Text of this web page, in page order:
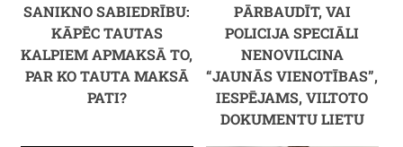
SANIKNO SABIEDRĪBU:
KĀPĒC TAUTAS
KALPIEM APMAKSĀ TO,
PAR KO TAUTA MAKSĀ
PATI?
PĀRBAUDĪT, VAI
POLICIJA SPECIĀLI
NENOVILCINA
“JAUNĀS VIENOTĪBAS”,
IESPĒJAMS, VILTOTO
DOKUMENTU LIETU